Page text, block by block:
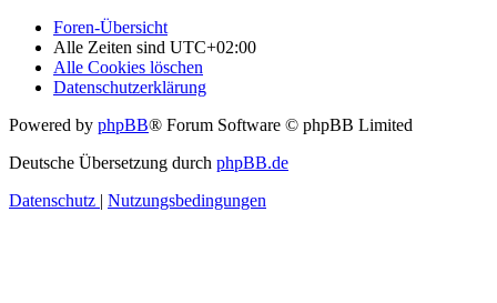
Foren-Übersicht
Alle Zeiten sind UTC+02:00
Alle Cookies löschen
Datenschutzerklärung
Powered by phpBB® Forum Software © phpBB Limited
Deutsche Übersetzung durch phpBB.de
Datenschutz | Nutzungsbedingungen